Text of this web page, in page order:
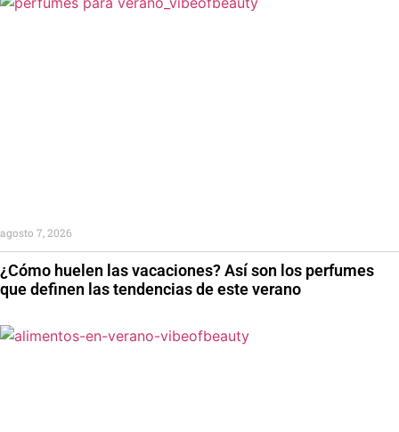
¿Cómo huelen las vacaciones? Así son los perfumes
que definen las tendencias de este verano
agosto 7, 2026